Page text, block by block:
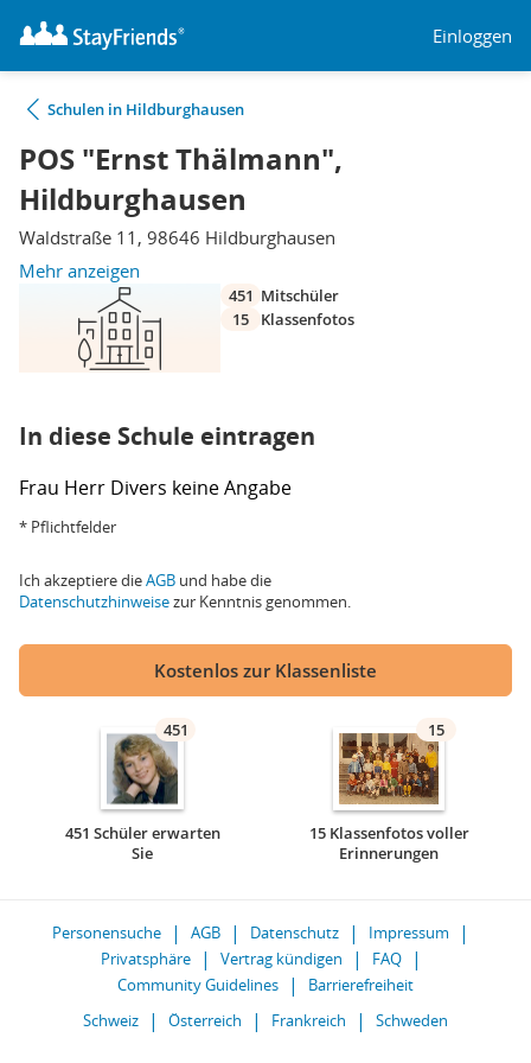
Einloggen
Schulen in Hildburghausen
POS "Ernst Thälmann",
Hildburghausen
Waldstraße 11, 98646 Hildburghausen
Mehr anzeigen
451 Mitschüler
15
Klassenfotos
In diese Schule eintragen
Frau Herr Divers keine Angabe
* Pflichtfelder
Ich akzeptiere dieAGB und habe die
Datenschutzhinweisezur Kenntnis genommen.
Kostenlos zur Klassenliste
451
451 Schüler erwarten
Sie
15
15 Klassenfotos voller
Erinnerungen
Personensuche AGB Datenschutz
Impressum
Privatsphäre
Vertrag kündigen
FAQ
Community Guidelines
Barrierefreiheit
Schweiz
Österreich Frankreich Schweden